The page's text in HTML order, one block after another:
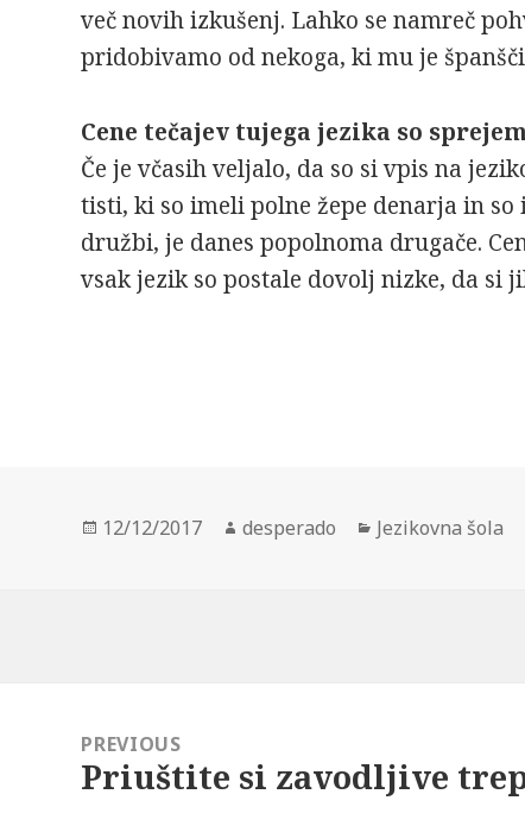
več novih izkušenj. Lahko se namreč
pridobivamo od nekoga, ki mu je
Cene tečajev tujega jezika so
Če je včasih veljalo, da so si vpis na
tisti, ki so imeli polne žepe denarja in so
družbi, je danes popolnoma drugače.
vsak jezik so postale dovolj nizke, da si
Posted
12/12/2017 Author
desperado Categories
Jezikovna šola
navigationPREVIOUS
Previous
Priuštite si zavodljive